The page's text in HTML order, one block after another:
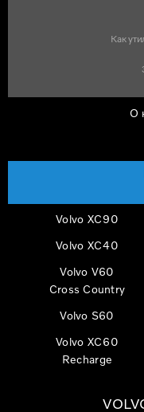
Как
О
Volvo XC90
Volvo XC40
Volvo V60
Cross Country
Volvo S60
Volvo XC60
Recharge